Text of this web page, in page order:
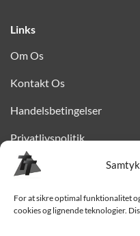
For at sikre optimal funktionalitet
cookies og lignende teknologier.
Links
Om Os
Kontakt Os
Handelsbetingelser
Privatlivspolitik
Finansiering
Levering til Sjælland